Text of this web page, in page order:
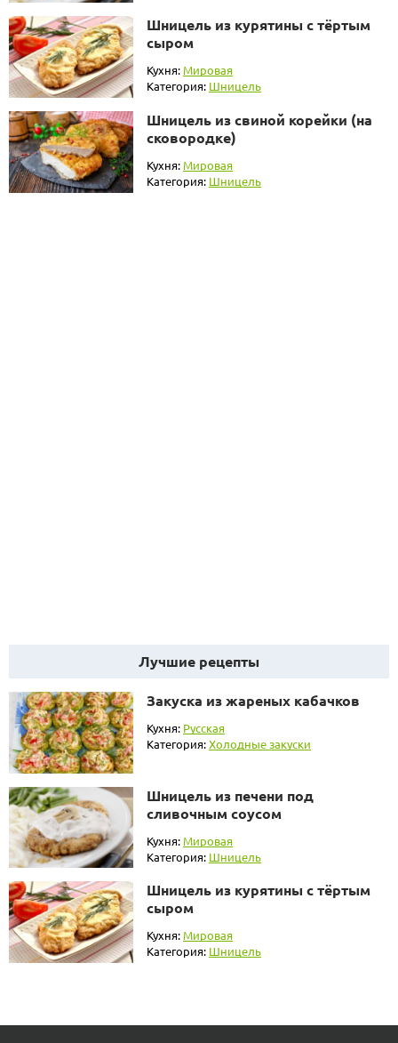
Шницель из курятины с тёртым
сыром
Кухня: Мировая
Категория: Шницель
Шницель из свиной корейки (на
сковородке)
Кухня: Мировая
Категория: Шницель
Лучшие рецепты
Закуска из жареных кабачков
Кухня: Русская
Категория:Холодные закуски
Шницель из печени под
сливочным соусом
Кухня: Мировая
Категория: Шницель
Шницель из курятины с тёртым
сыром
Кухня:Мировая
Категория: Шницель